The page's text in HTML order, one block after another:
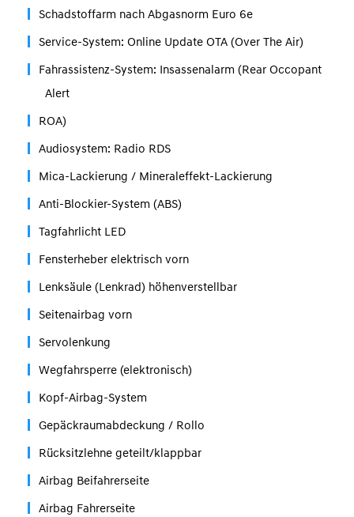
Schadstoffarm nach Abgasnorm Euro 6e
Service-System: Online Update OTA (Over The Air)
Fahrassistenz-System: Insassenalarm (Rear Occopant
Alert
ROA)
Audiosystem: Radio RDS
Mica-Lackierung / Mineraleffekt-Lackierung
Anti-Blockier-System (ABS)
Tagfahrlicht LED
Fensterheber elektrisch vorn
Lenksäule (Lenkrad) höhenverstellbar
Seitenairbag vorn
Servolenkung
Wegfahrsperre (elektronisch)
Kopf-Airbag-System
Gepäckraumabdeckung / Rollo
Rücksitzlehne geteilt/klappbar
Airbag Beifahrerseite
Airbag Fahrerseite